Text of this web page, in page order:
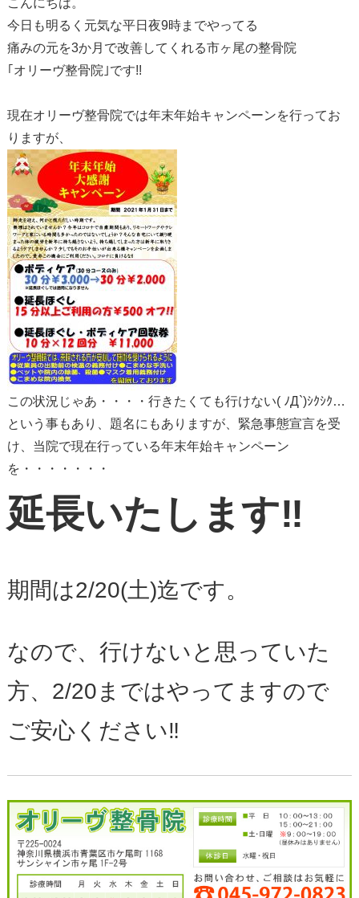
今日も明るく元気な平日夜9時までやってる
痛みの元を3か月で改善してくれる市ヶ尾の整骨院
｢オリーヴ整骨院｣です!!
現在オリーヴ整骨院では年末年始キャンペーンを行ってお
りますが、
この状況じゃあ・・・・行きたくても行けない( ﾉД`)ｼｸｼｸ…
という事もあり、題名にもありますが、緊急事態宣言を受
け、当院で現在行っている年末年始キャンペーン
を・・・・・・・
延長いたします‼
期間は2/20(土)迄です。
なので、行けないと思っていた
方、2/20まではやってますので
ご安心ください‼